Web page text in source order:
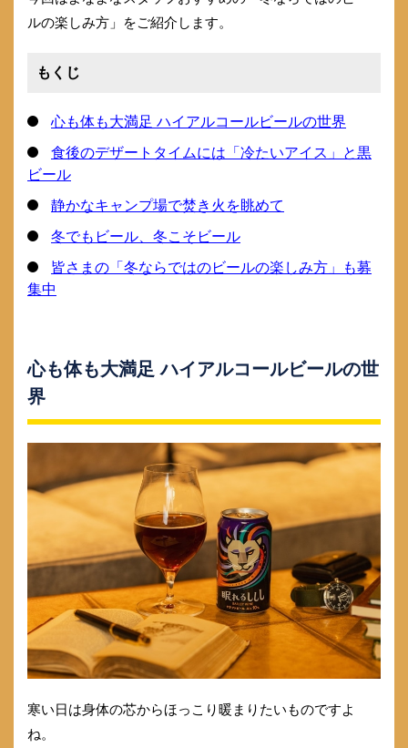
ルの楽しみ方」をご紹介します。
もくじ
心も体も大満足 ハイアルコールビールの世界
食後のデザートタイムには「冷たいアイス」と黒
ビール
静かなキャンプ場で焚き火を眺めて
冬でもビール、冬こそビール
皆さまの「冬ならではのビールの楽しみ方」も募
集中
心も体も大満足 ハイアルコールビールの世
界
寒い日は身体の芯からほっこり暖まりたいものですよ
ね。